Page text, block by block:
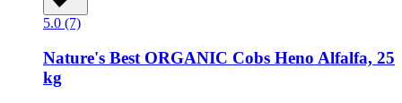
5.0 (7)
Nature's Best ORGANIC Cobs Heno Alfalfa, 25
kg